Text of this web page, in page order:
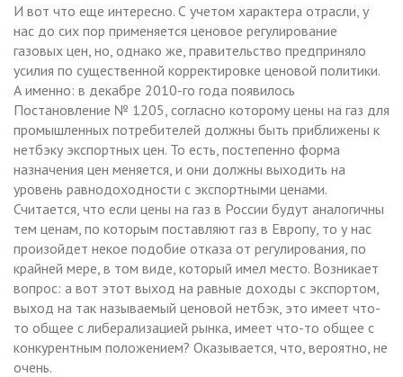
И вот что еще интересно. С учетом характера отрасли, у
нас до сих пор применяется ценовое регулирование
газовых цен, но, однако же, правительство предприняло
усилия по существенной корректировке ценовой политики.
А именно: в декабре 2010-го года появилось
Постановление № 1205, согласно которому цены на газ для
промышленных потребителей должны быть приближены к
нетбэку экспортных цен. То есть, постепенно форма
назначения цен меняется, и они должны выходить на
уровень равнодоходности с экспортными ценами.
Считается, что если цены на газ в России будут аналогичны
тем ценам, по которым поставляют газ в Европу, то у нас
произойдет некое подобие отказа от регулирования, по
крайней мере, в том виде, который имел место. Возникает
вопрос: а вот этот выход на равные доходы с экспортом,
выход на так называемый ценовой нетбэк, это имеет что-
то общее с либерализацией рынка, имеет что-то общее с
конкурентным положением? Оказывается, что, вероятно, не
очень.